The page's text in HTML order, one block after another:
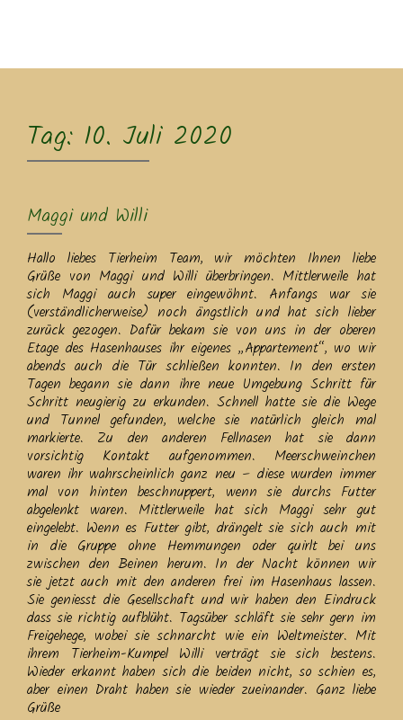
Tag: 10. Juli 2020
Maggi und Willi
Hallo liebes Tierheim Team, wir möchten Ihnen liebe
Grüße von Maggi und Willi überbringen. Mittlerweile hat
sich Maggi auch super eingewöhnt. Anfangs war sie
(verständlicherweise) noch ängstlich und hat sich lieber
zurück gezogen. Dafür bekam sie von uns in der oberen
Etage des Hasenhauses ihr eigenes „Appartement“, wo wir
abends auch die Tür schließen konnten. In den ersten
Tagen begann sie dann ihre neue Umgebung Schritt für
Schritt neugierig zu erkunden. Schnell hatte sie die Wege
und Tunnel gefunden, welche sie natürlich gleich mal
markierte. Zu den anderen Fellnasen hat sie dann
vorsichtig Kontakt aufgenommen. Meerschweinchen
waren ihr wahrscheinlich ganz neu – diese wurden immer
mal von hinten beschnuppert, wenn sie durchs Futter
abgelenkt waren. Mittlerweile hat sich Maggi sehr gut
eingelebt. Wenn es Futter gibt, drängelt sie sich auch mit
in die Gruppe ohne Hemmungen oder quirlt bei uns
zwischen den Beinen herum. In der Nacht können wir
sie jetzt auch mit den anderen frei im Hasenhaus lassen.
Sie geniesst die Gesellschaft und wir haben den Eindruck
dass sie richtig aufblüht. Tagsüber schläft sie sehr gern im
Freigehege, wobei sie schnarcht wie ein Weltmeister. Mit
ihrem Tierheim-Kumpel Willi verträgt sie sich bestens.
Wieder erkannt haben sich die beiden nicht, so schien es,
aber einen Draht haben sie wieder zueinander. Ganz liebe
Grüße